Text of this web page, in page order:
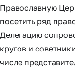
Православную
посетить ряд
Делегацию
кругов и
числе